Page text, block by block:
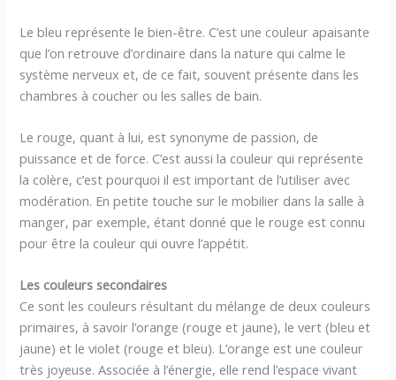
Le bleu représente le bien-être. C’est une couleur apaisante
que l’on retrouve d’ordinaire dans la nature qui calme le
système nerveux et, de ce fait, souvent présente dans les
chambres à coucher ou les salles de bain.
Le rouge, quant à lui, est synonyme de passion, de
puissance et de force. C’est aussi la couleur qui représente
la colère, c’est pourquoi il est important de l’utiliser avec
modération. En petite touche sur le mobilier dans la salle à
manger, par exemple, étant donné que le rouge est connu
pour être la couleur qui ouvre l’appétit.
Les couleurs secondaires
Ce sont les couleurs résultant du mélange de deux couleurs
primaires, à savoir l’orange (rouge et jaune), le vert (bleu et
jaune) et le violet (rouge et bleu). L’orange est une couleur
très joyeuse. Associée à l’énergie, elle rend l’espace vivant